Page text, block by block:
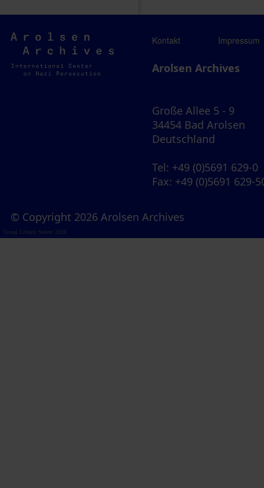
Arolsen
Archives
Kontakt Impressum
Arolsen Archives
Große Allee 5 - 9
34454 Bad Arolsen
Deutschland
Tel: +49 (0)5691 629-0
Fax: +49 (0)5691 629-
© Copyright 2026 Arolsen Archives
Visual Library Server 2026